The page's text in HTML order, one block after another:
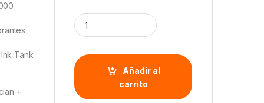
Tank
+
Cantidad Pack de 3 Botellas de Tinta HP Tricolor
Añadir al
carrito